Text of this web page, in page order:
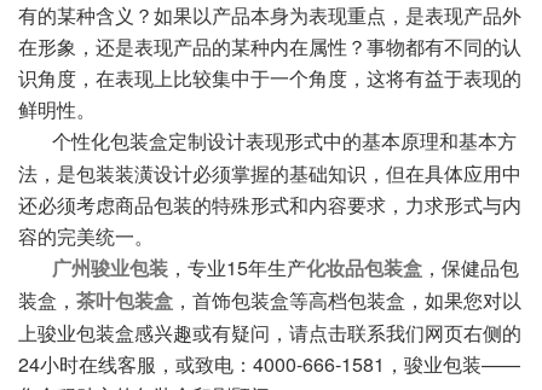
有的某种含义？如果以产品本身为表现重点，是表现产品外
在形象，还是表现产品的某种内在属性？事物都有不同的认
识角度，在表现上比较集中于一个角度，这将有益于表现的
鲜明性。
个性化包装盒定制设计表现形式中的基本原理和基本方
法，是包装装潢设计必须掌握的基础知识，但在具体应用中
还必须考虑商品包装的特殊形式和内容要求，力求形式与内
容的完美统一。
广州骏业包装 ，专业15年生产化妆品包装盒 ，保健品包
装盒， 茶叶包装盒 ，首饰包装盒等高档包装盒，如果您对以
上骏业包装盒感兴趣或有疑问，请点击联系我们网页右侧的
24小时在线客服，或致电：4000-666-1581，骏业包装——